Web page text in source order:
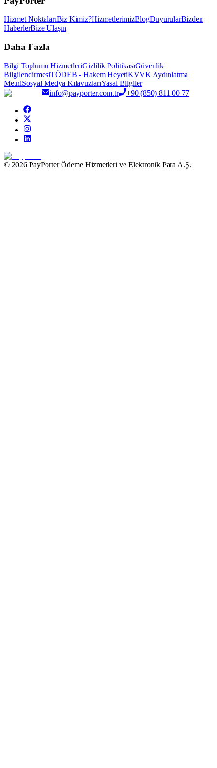
Hizmet NoktalarıBiz Kimiz?HizmetlerimizBlogDuyurularBizden
HaberlerBize Ulaşın
Daha Fazla
Bilgi Toplumu HizmetleriGizlilik PolitikasıGüvenlik
BilgilendirmesiTÖDEB - Hakem HeyetiKVVK Aydınlatma
MetniSosyal Medya KılavuzlarıYasal Bilgiler
info@payporter.com.tr
+90 (850) 811 00 77
© 2026 PayPorter Ödeme Hizmetleri ve Elektronik Para A.Ş.